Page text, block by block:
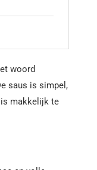
woord
saus is simpel,
makkelijk te